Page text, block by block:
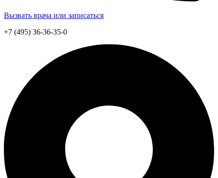
Вызвать врача или записаться
+7 (495) 36-36-35-0